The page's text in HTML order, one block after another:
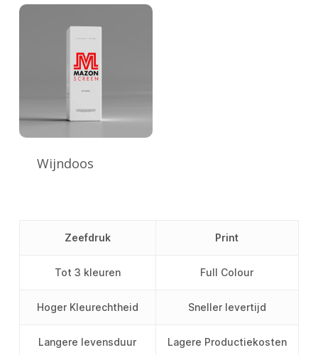
Wijndoos
Zeefdruk Print
Tot 3 kleuren Full Colour
Hoger Kleurechtheid Sneller levertijd
Langere levensduur Lagere Productiekosten